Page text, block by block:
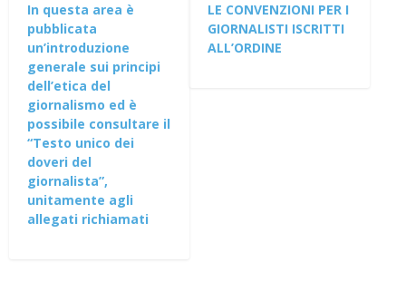
In questa area è
pubblicata
un’introduzione
generale sui principi
dell’etica del
giornalismo ed è
possibile consultare il
“Testo unico dei
doveri del
giornalista”,
unitamente agli
allegati richiamati
LE CONVENZIONI PER I
GIORNALISTI ISCRITTI
ALL’ORDINE